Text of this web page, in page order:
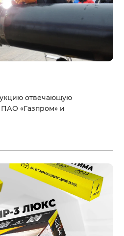
отвечающую
«Газпром» и